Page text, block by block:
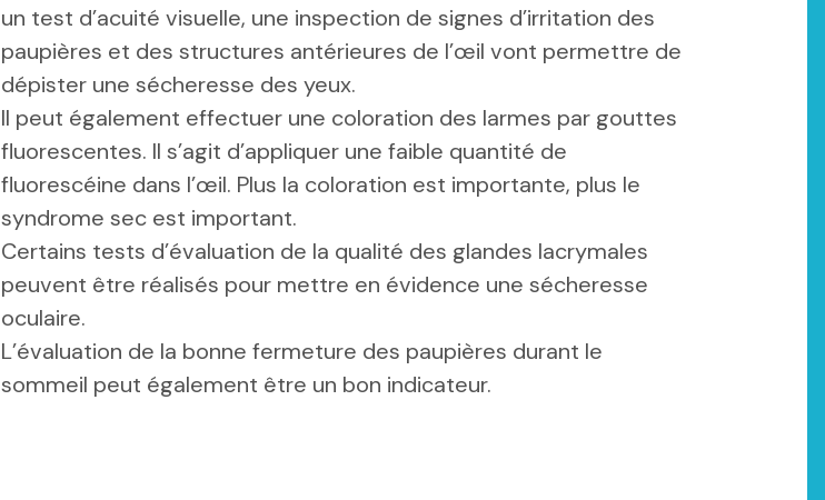
un test d’acuité visuelle, une inspection de signes d’irritation des
paupières et des structures antérieures de l’œil vont permettre de
dépister une sécheresse des yeux.
Il peut également effectuer une coloration des larmes par gouttes
fluorescentes. Il s’agit d’appliquer une faible quantité de
fluorescéine dans l’œil. Plus la coloration est importante, plus le
syndrome sec est important.
Certains tests d’évaluation de la qualité des glandes lacrymales
peuvent être réalisés pour mettre en évidence une sécheresse
oculaire.
L’évaluation de la bonne fermeture des paupières durant le
sommeil peut également être un bon indicateur.